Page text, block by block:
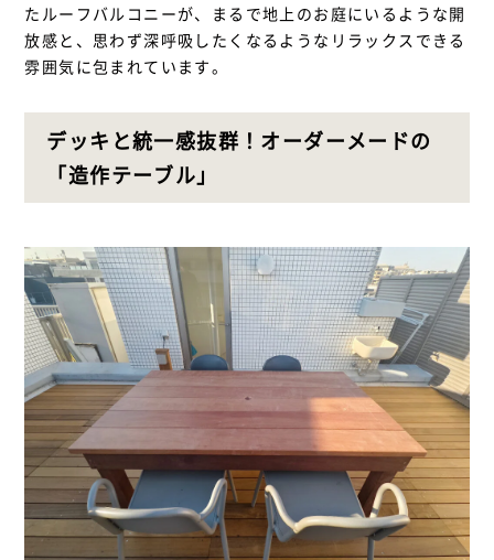
たルーフバルコニーが、まるで地上のお庭にいるような開
放感と、思わず深呼吸したくなるようなリラックスできる
雰囲気に包まれています。
デッキと統一感抜群！オーダーメードの
「造作テーブル」